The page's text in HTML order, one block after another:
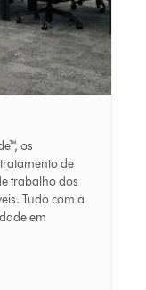
os
de
trabalho dos
Tudo com a
em